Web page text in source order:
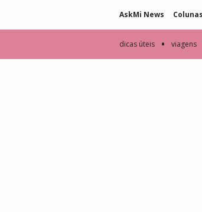
AskMi News Colunas
dicas úteis • viagens